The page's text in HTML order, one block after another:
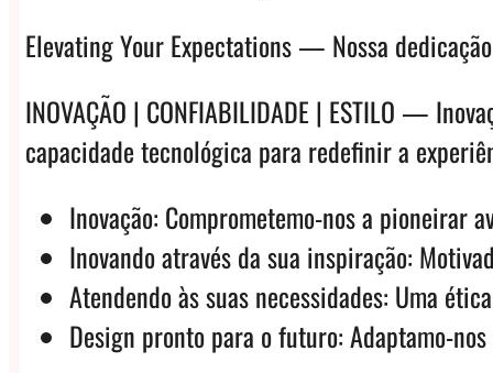
Elevating Your Expectations — Nossa
INOVAÇÃO | CONFIABILIDADE | ESTILO —
capacidade tecnológica para redefinir a
Inovação: Comprometemo-nos a pioneirar
Inovando através da sua inspiração:
Atendendo às suas necessidades: Uma
Design pronto para o futuro: Adaptamo-